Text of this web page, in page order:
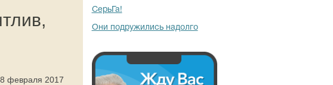
февраля 2017
СерьГа!
Они подружились надолго